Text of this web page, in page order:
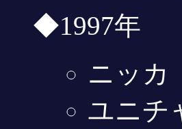
◆1997年
ニッ
ユニチ